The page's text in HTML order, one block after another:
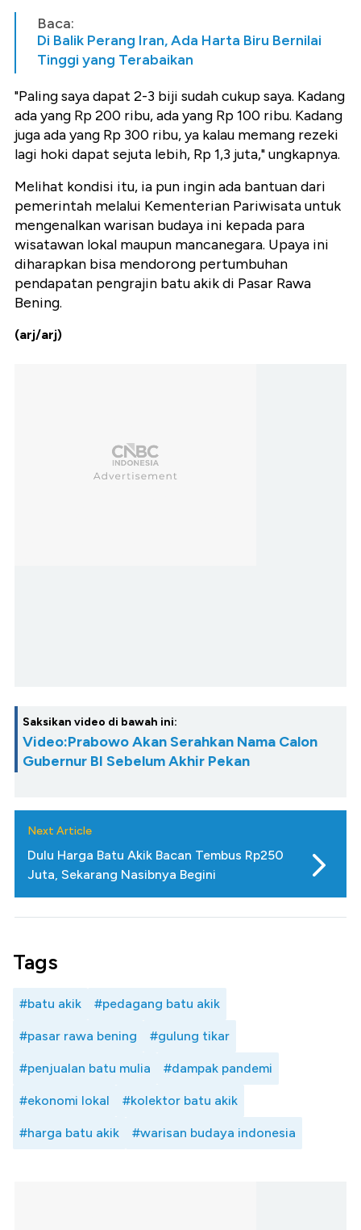
Baca:
Di Balik Perang Iran, Ada Harta Biru Bernilai
Tinggi yang Terabaikan
"Paling saya dapat 2-3 biji sudah cukup saya. Kadang
ada yang Rp 200 ribu, ada yang Rp 100 ribu. Kadang
juga ada yang Rp 300 ribu, ya kalau memang rezeki
lagi hoki dapat sejuta lebih, Rp 1,3 juta," ungkapnya.
Melihat kondisi itu, ia pun ingin ada bantuan dari
pemerintah melalui Kementerian Pariwisata untuk
mengenalkan warisan budaya ini kepada para
wisatawan lokal maupun mancanegara. Upaya ini
diharapkan bisa mendorong pertumbuhan
pendapatan pengrajin batu akik di Pasar Rawa
Bening.
(arj/arj)
Saksikan video di bawah ini:
Video:Prabowo Akan Serahkan Nama Calon
Gubernur BI Sebelum Akhir Pekan
Next Article
Dulu Harga Batu Akik Bacan Tembus Rp250
Juta, Sekarang Nasibnya Begini
Tags
#batu akik #pedagang batu akik
#pasar rawa bening #gulung tikar
#penjualan batu mulia #dampak pandemi
#ekonomi lokal #kolektor batu akik
#harga batu akik #warisan budaya indonesia